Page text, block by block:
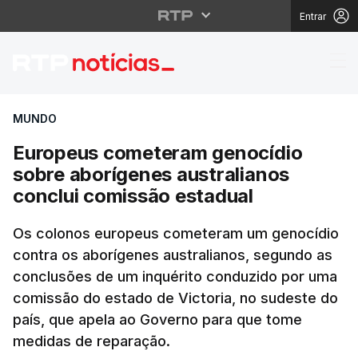
Entrar
Europeus cometeram
MUNDO
Europeus cometeram genocídio
sobre aborígenes australianos
conclui comissão estadual
Os colonos europeus cometeram um genocídio
contra os aborígenes australianos, segundo as
conclusões de um inquérito conduzido por uma
comissão do estado de Victoria, no sudeste do
país, que apela ao Governo para que tome
medidas de reparação.